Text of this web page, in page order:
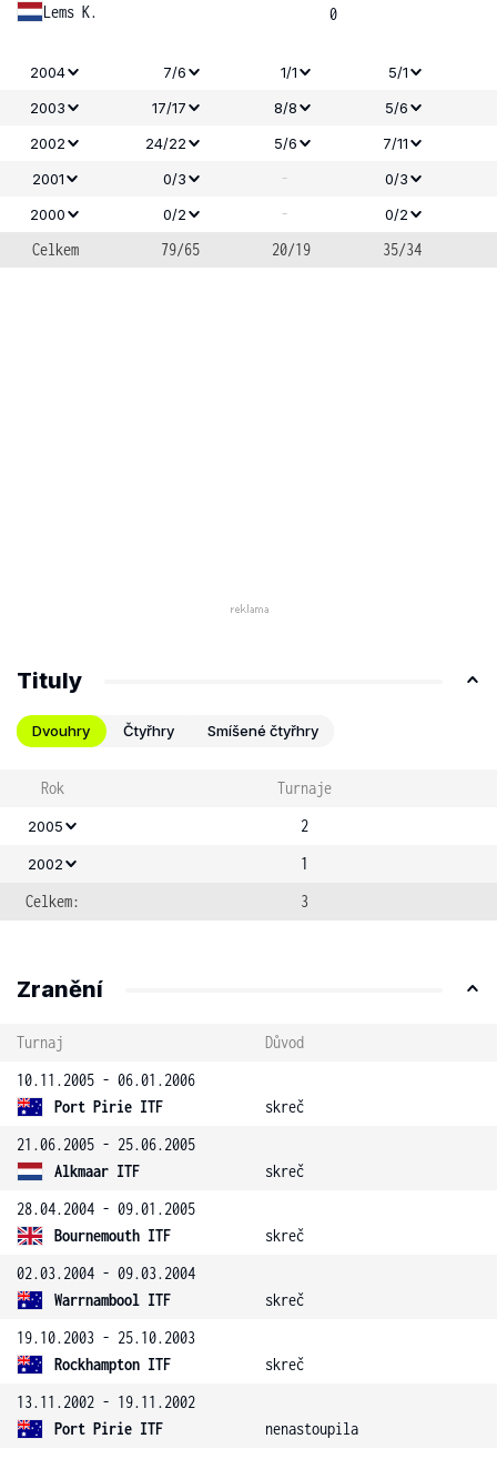
Lems K.
0
2004 7/6 1/1
5/1
2003
17/17 8/8
5/6
2002
24/22 5/6
7/11
2001
0/3 -
0/3
2000
0/2 - 0/2
Celkem 79/65 20/19 35/34
Tituly
Dvouhry Čtyřhry Smíšené čtyřhry
Rok Turnaje
2005 2
2002
1
Celkem:
3
Zranění
Turnaj
Důvod
10.11.2005 - 06.01.2006
Port Pirie ITF
skreč
21.06.2005 - 25.06.2005
Alkmaar ITF
skreč
28.04.2004 - 09.01.2005
Bournemouth ITF
skreč
02.03.2004 - 09.03.2004
Warrnambool ITF
skreč
19.10.2003 - 25.10.2003
Rockhampton ITF
skreč
13.11.2002 - 19.11.2002
Port Pirie ITF
nenastoupila